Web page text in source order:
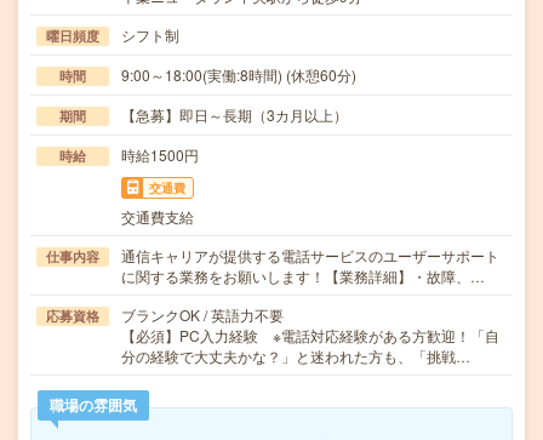
曜日頻度 シフト制
時間 9:00～18:00(実働:8時間) (休憩60分)
期間 【急募】即日～長期（3カ月以上）
時給 時給1500円
交通費
交通費支給
仕事内容
通信キャリアが提供する電話サービスのユーザーサポート
に関する業務をお願いします！【業務詳細】・故障、…
応募資格
ブランクOK / 英語力不要
【必須】PC入力経験 ※電話対応経験がある方歓迎！「自
分の経験で大丈夫かな？」と迷われた方も、「挑戦…
職場の雰囲気